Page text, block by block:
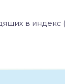
в индекс